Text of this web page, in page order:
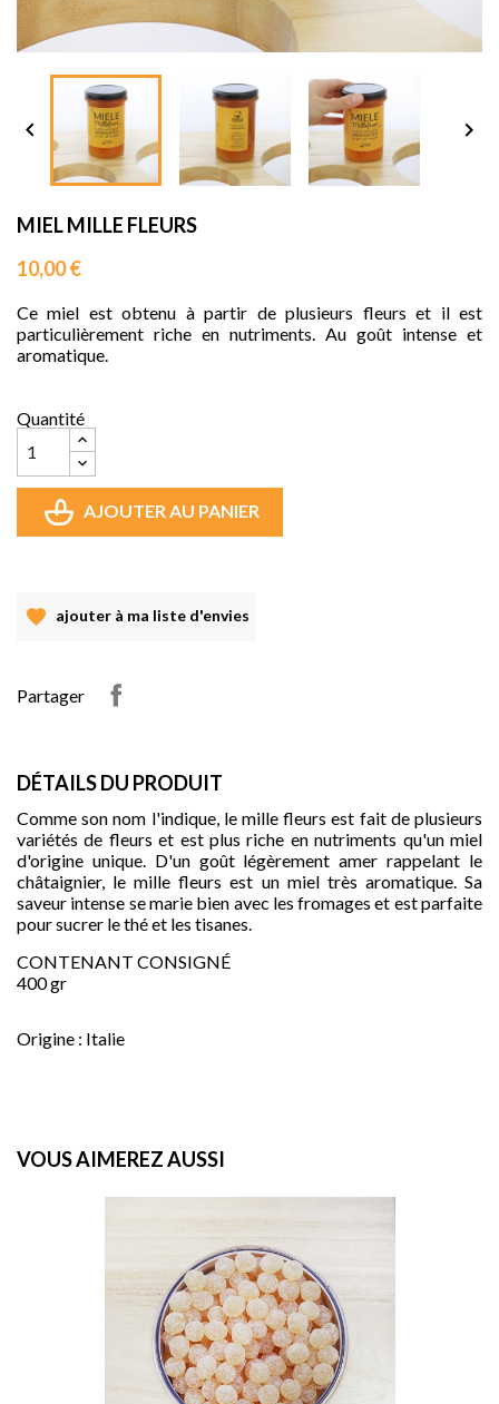


 
MIEL MILLE FLEURS
10,00 €
Ce miel est obtenu à partir de plusieurs fleurs et il est
particulièrement riche en nutriments. Au goût intense et
aromatique.
Quantité
AJOUTER AU PANIER
ajouter à ma liste d'envies
Partager
DÉTAILS DU PRODUIT
Comme son nom l'indique, le mille fleurs est fait de plusieurs
variétés de fleurs et est plus riche en nutriments qu'un miel
d'origine unique. D'un goût légèrement amer rappelant le
châtaignier, le mille fleurs est un miel très aromatique. Sa
saveur intense se marie bien avec les fromages et est parfaite
pour sucrer le thé et les tisanes.
CONTENANT CONSIGNÉ
400 gr
Origine : Italie
VOUS AIMEREZ AUSSI